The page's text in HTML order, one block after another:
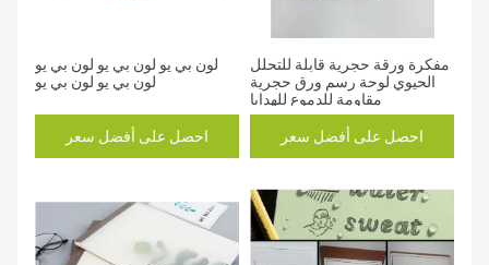
لون بي يو لون بي يو لون بي يو
لون بي يو لون بي يو
احصل على أفضل سعر
مفكرة ورقة حجرية قابلة للتحلل
الحيوي لوحة رسم ورق حجرية
مقاومة للدموع للهدايا
احصل على أفضل سعر